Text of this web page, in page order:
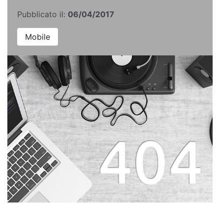
Pubblicato il: 06/04/2017
Mobile